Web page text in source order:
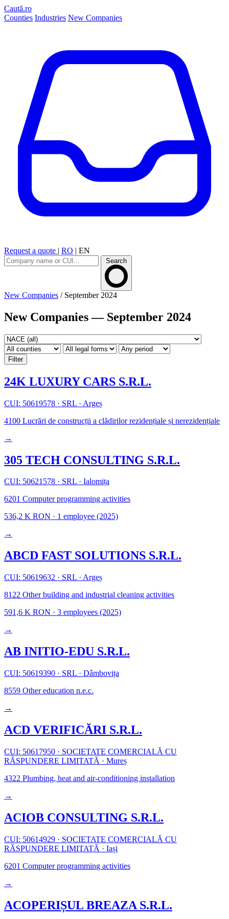
Caută.ro
Counties Industries New Companies
Request a quote | RO | EN
Search
New Companies / September 2024
New Companies — September 2024
Filter
24K LUXURY CARS S.R.L.
CUI: 50619578 · SRL · Argeș
4100 Lucrări de construcții a clădirilor rezidențiale și nerezidențiale
→
305 TECH CONSULTING S.R.L.
CUI: 50621578 · SRL · Ialomița
6201 Computer programming activities
536,2 K RON · 1 employee (2025)
→
ABCD FAST SOLUTIONS S.R.L.
CUI: 50619632 · SRL · Argeș
8122 Other building and industrial cleaning activities
591,6 K RON · 3 employees (2025)
→
AB INITIO-EDU S.R.L.
CUI: 50619390 · SRL · Dâmbovița
8559 Other education n.e.c.
→
ACD VERIFICĂRI S.R.L.
CUI: 50617950 · SOCIETATE COMERCIALĂ CU
RĂSPUNDERE LIMITATĂ · Mureș
4322 Plumbing, heat and air-conditioning installation
→
ACIOB CONSULTING S.R.L.
CUI: 50614929 · SOCIETATE COMERCIALĂ CU
RĂSPUNDERE LIMITATĂ · Iași
6201 Computer programming activities
→
ACOPERIȘUL BREAZA S.R.L.